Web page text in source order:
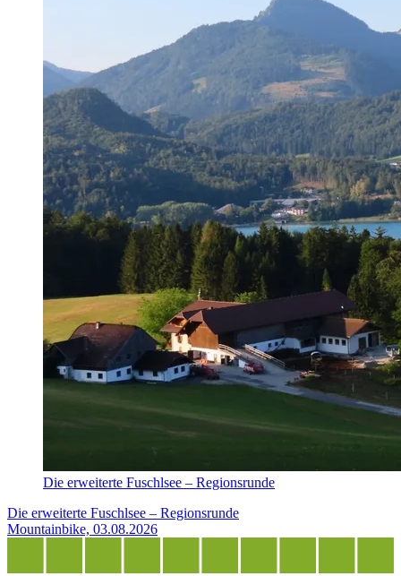
Die erweiterte Fuschlsee – Regionsrunde
Die erweiterte Fuschlsee – Regionsrunde
Mountainbike, 03.08.2026